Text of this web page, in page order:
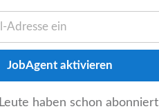
Leute haben schon